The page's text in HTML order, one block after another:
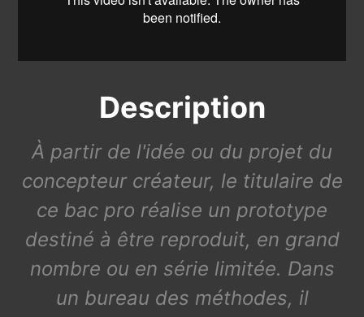
Description
À partir de l'idée ou du projet du
concepteur créateur, le titulaire de
ce bac pro réalise un prototype
destiné à être reproduit, en grand
nombre ou en série limitée. Dans
un bureau des méthodes, il